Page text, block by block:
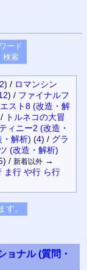
ワード
検索
2) / ロマンシン
) / ファイナルフ
スト8 (改造・解
/ トルネコの大冒
ィニー2 (改造・
・解析) (4) / グラ
(改造・解析)
) / 新着以外 →
ま行 や行 ら行
ョナル (質問・